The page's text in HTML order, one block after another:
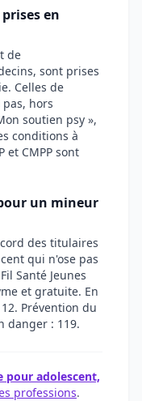
en
de
sont prises
Celles de
hors
soutien psy »,
conditions à
et CMPP sont
un mineur
des titulaires
qui n'ose pas
Santé Jeunes
et gratuite. En
Prévention du
danger : 119.
pour adolescent,
professions.